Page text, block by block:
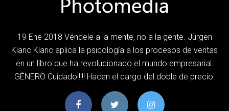
19 Ene 2018 Véndele a la mente, no a la gente. Jürgen
Klaric Klaric aplica la psicología a los procesos de ventas
en un libro que ha revolucionado el mundo empresarial.
GÉNERO Cuidado!!!!! Hacen el cargo del doble de precio.